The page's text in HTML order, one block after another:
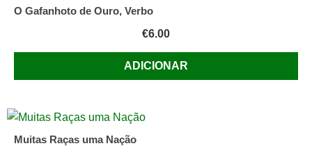
O Gafanhoto de Ouro, Verbo
€6.00
ADICIONAR
Muitas Raças uma Nação